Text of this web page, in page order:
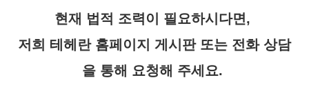
현재 법적 조력이 필요하시다면,
저희 테헤란 홈페이지 게시판 또는 전화 상담
을 통해 요청해 주세요.